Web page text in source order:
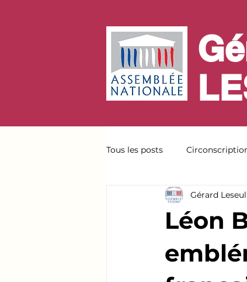
Tous les posts
Léon
Gérard Leseul